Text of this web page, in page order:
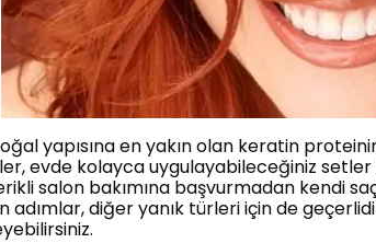
yapısına en yakın olan keratin
evde kolayca uygulayabileceğiniz
salon bakımına başvurmadan kendi
adımlar, diğer yanık türleri için de